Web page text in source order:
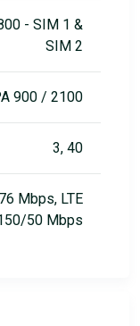
- SIM 1 &
SIM 2
900 / 2100
3, 40
Mbps, LTE
50 Mbps